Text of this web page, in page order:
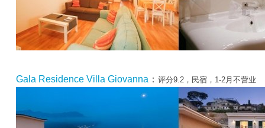
Gala Residence Villa Giovanna ： 评分9.2，民宿，1-2月不营业